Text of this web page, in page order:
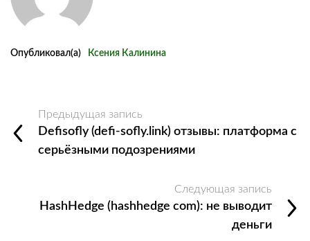
Опубликовал(а) Ксения Калинина
Предыдущая запись
Defisofly (defi-sofly.link) отзывы: платформа с
серьёзными подозрениями
Следующая запись
HashHedge (hashhedge com): не выводит
деньги